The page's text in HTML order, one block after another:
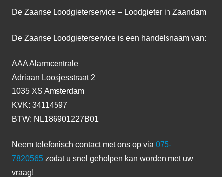
De Zaanse Loodgieterservice – Loodgieter in Zaandam
De Zaanse Loodgieterservice is een handelsnaam van:
AAA Alarmcentrale
Adriaan Loosjesstraat 2
1035 XS Amsterdam
KVK: 34114597
BTW: NL186901227B01
Neem telefonisch contact met ons op via 075-
7820565 zodat u snel geholpen kan worden met uw
vraag!